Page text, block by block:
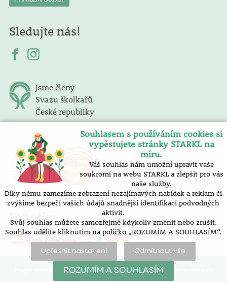
Sledujte nás!
Jsme členy
Svazu školkařů
České republiky
Pobočky
prohlášení o přístupnosti |
nastavení cookies
Vytvořilo SOFICO-CZ, a.s.
Souhlasem s používáním cookies si
vypěstujete stránky STARKL na
míru.
Váš souhlas nám umožní upravit vaše
soukromí na webu STARKL a zlepšit pro vás
naše služby.
Díky němu zamezíme zobrazení nezajímavých nabídek a reklam či
zvýšíme bezpečí vašich údajů snadnější identifikací podvodných
aktivit.
Svůj souhlas můžete samozřejmě kdykoliv změnit nebo zrušit.
Souhlas udělíte kliknutím na políčko „ROZUMÍM A SOUHLASÍM“.
Upřesnit nastavení Odmítnout vše
ROZUMÍM A SOUHLASÍM